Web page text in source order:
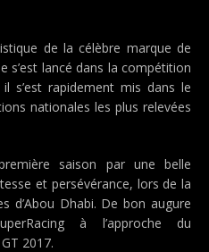
de la célèbre marque de
s’est lancé dans la compétition
s’est rapidement mis dans le
nationales les plus relevées
saison par une belle
et persévérance, lors de la
d’Abou Dhabi. De bon augure
à l’approche du
2017.